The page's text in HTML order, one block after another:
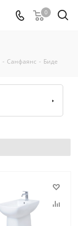
0
- Санфаянс - Биде